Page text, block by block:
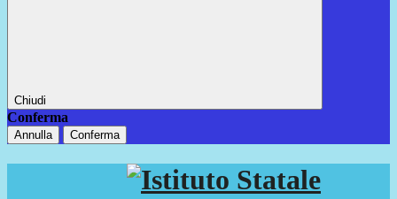
Chiudi
Conferma
Annulla Conferma